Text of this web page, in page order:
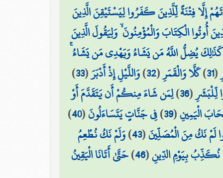
إِلَّا فِتْنَةً لِّلَّذِينَ كَفَرُوا لِيَسْتَيْقِنَ الَّذِينَ
أُوتُوا الْكِتَابَ وَالْمُؤْمِنُونَ ۙ وَلِيَقُولَ الَّذِينَ
كَذَٰلِكَ يُضِلُّ اللَّهُ مَن يَشَاءُ وَيَهْدِي مَن يَشَاءُ
(
31
)كَلَّا وَالْقَمَرِ(
32
)وَاللَّيْلِ إِذْ أَدْبَرَ(
33
)
لِّلْبَشَرِ(
36
)لِمَن شَاءَ مِنكُمْ أَن يَتَقَدَّمَ أَوْ
الْيَمِينِ(
39
)فِي جَنَّاتٍ يَتَسَاءَلُونَ(
40
)
لَمْ نَكُ مِنَ الْمُصَلِّينَ(
43
)وَلَمْ نَكُ نُطْعِمُ
نُكَذِّبُ بِيَوْمِ الدِّينِ(
46
)حَتَّىٰ أَتَانَا الْيَقِينُ